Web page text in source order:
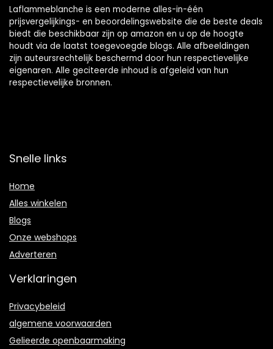
Laflammeblanche is een moderne alles-in-één
prijsvergelijkings- en beoordelingswebsite die de beste deals
biedt die beschikbaar zijn op amazon en u op de hoogte
houdt via de laatst toegevoegde blogs. Alle afbeeldingen
zijn auteursrechtelijk beschermd door hun respectievelijke
eigenaren. Alle geciteerde inhoud is afgeleid van hun
respectievelijke bronnen.
Snelle links
Home
Alles winkelen
Blogs
Onze webshops
Adverteren
Verklaringen
Privacybeleid
algemene voorwaarden
Gelieerde openbaarmaking